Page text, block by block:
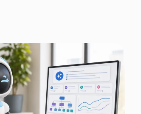
Beratungsprogramme folgen
in NRW